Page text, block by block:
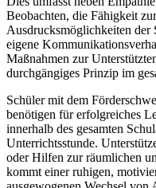
Beobachten, die Fähigkeit
Ausdrucksmöglichkeiten der
eigene
Maßnahmen zur
durchgängiges Prinzip im
Schüler mit dem
benötigen für erfolgreiches
innerhalb des gesamten
Unterrichtsstunde.
oder Hilfen zur räumlichen
kommt einer ruhigen,